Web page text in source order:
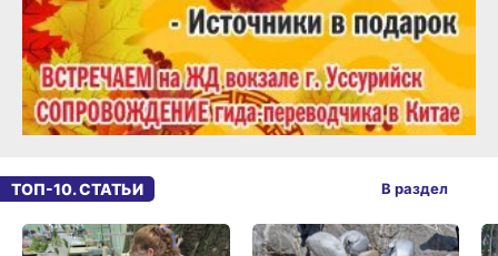
ТОП-10. СТАТЬИ В раздел